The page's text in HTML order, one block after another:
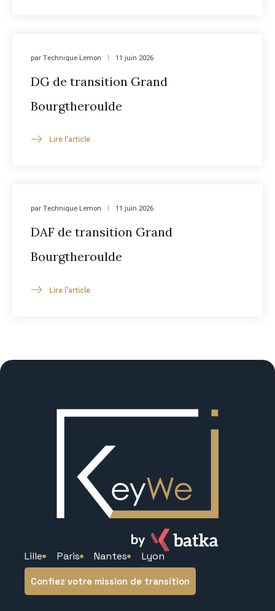
parTechnique Lemon 11 juin 2026
DG de transition Grand
Bourgtheroulde
Lire l'article
parTechnique Lemon 11 juin 2026
DAF de transition Grand
Bourgtheroulde
Lire l'article
Lille Paris Nantes Lyon
Confiez votre mission de transition